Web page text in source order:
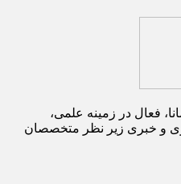
فعال در زمینه علمی،
و خبری زیر نظر متخصصان